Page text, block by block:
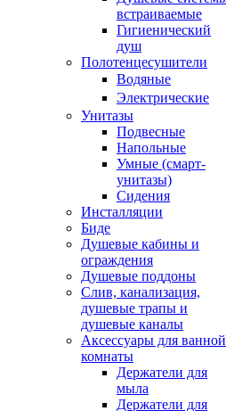
встраиваемые
Гигиенический
душ
Полотенцесушители
ㅤВодяные
ㅤЭлектрические
Унитазы
Подвесные
Напольные
Умные (смарт-
унитазы)
Сидения
Инсталляции
Биде
Душевые кабины и
ограждения
Душевые поддоны
Слив, канализация,
душевые трапы и
душевые каналы
Аксессуары для ванной
комнаты
Держатели для
мыла
Держатели для